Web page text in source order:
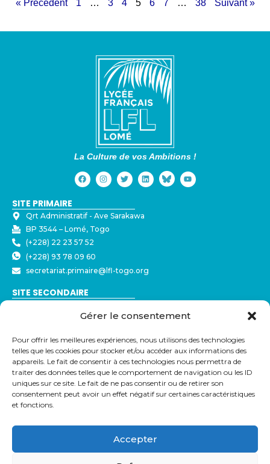
Gérer le consentement
Pour offrir les meilleures expériences, nous utilisons des technologies
telles que les cookies pour stocker et/ou accéder aux informations des
appareils. Le fait de consentir à ces technologies nous permettra de
traiter des données telles que le comportement de navigation ou les ID
uniques sur ce site. Le fait de ne pas consentir ou de retirer son
consentement peut avoir un effet négatif sur certaines caractéristiques
et fonctions.
Accepter
« Précédent 1 … 3 4 5 6 7 … 38 Suivant »
La Culture de vos Ambitions !
SITE PRIMAIRE
Qrt Administratif - ⁠Ave Sarakawa
BP 3544 – Lomé, Togo
(+228) 22 23 57 52
(+228) 93 78 09 60
secretariat.primaire@lfl-togo.org
SITE SECONDAIRE
BP 3544 – Lomé, Togo
(+228) 79 32 72 43
secretariat@lfl-togo.org
LIENS UTILES
Eduka
Pronote